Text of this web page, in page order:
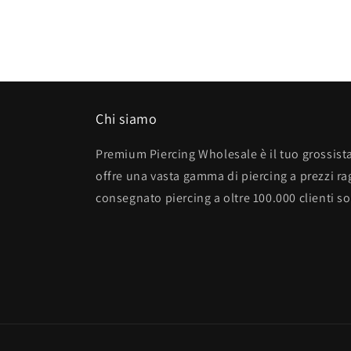
Chi siamo
Premium Piercing Wholesale è il tuo
offre una vasta gamma di piercing a prezzi
consegnato piercing a oltre 100.000 clienti